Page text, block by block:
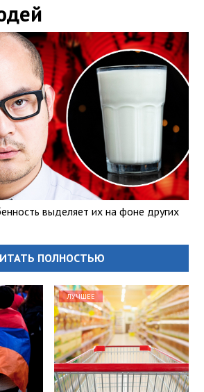
выделяет их на фоне других
ПОЛНОСТЬЮ
ЛУЧШЕЕ